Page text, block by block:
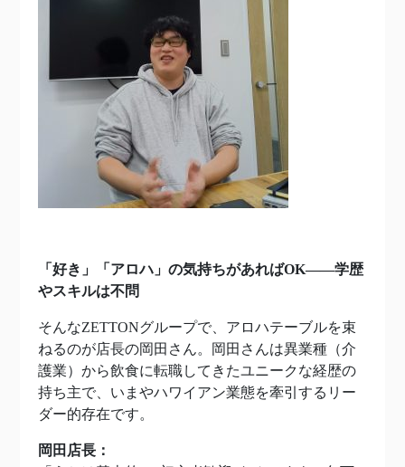
「好き」「アロハ」の気持ちがあればOK——学歴
やスキルは不問
そんなZETTONグループで、アロハテーブルを束
ねるのが店長の岡田さん。岡田さんは異業種（介
護業）から飲食に転職してきたユニークな経歴の
持ち主で、いまやハワイアン業態を牽引するリー
ダー的存在です。
岡田店長：